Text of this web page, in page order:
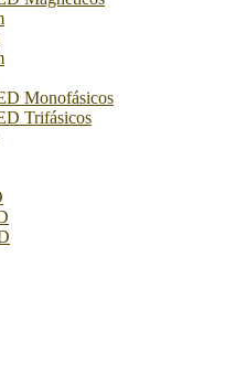
Monofásicos
Trifásicos